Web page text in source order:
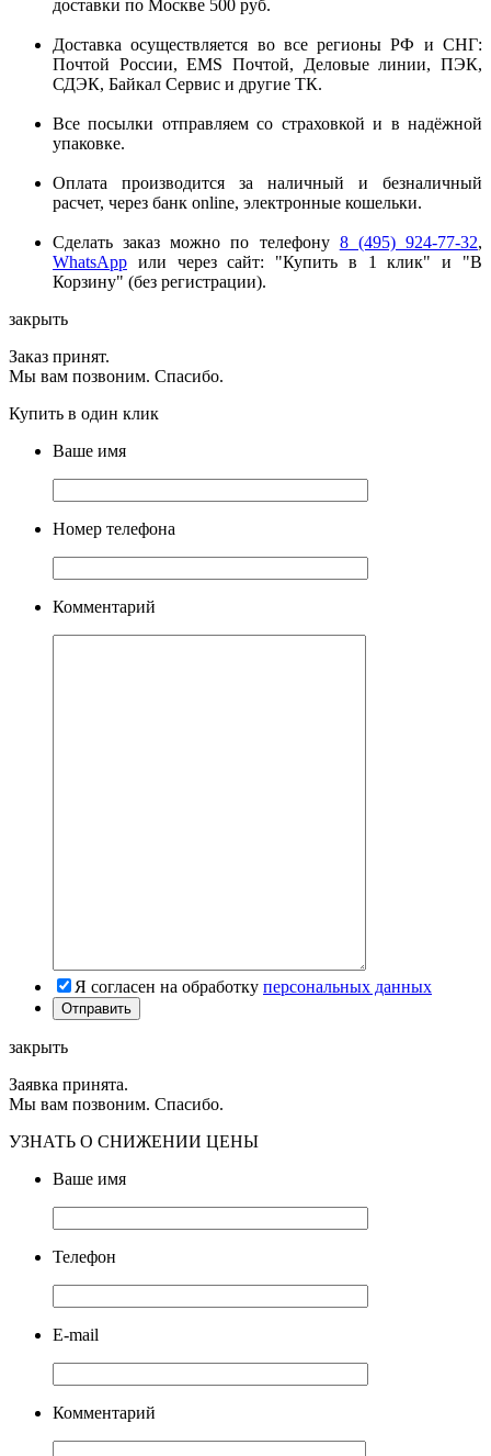
доставки по Москве 500 руб.
Доставка осуществляется во все регионы РФ и СНГ:
Почтой России, EMS Почтой, Деловые линии, ПЭК,
СДЭК, Байкал Сервис и другие ТК.
Все посылки отправляем со страховкой и в надёжной
упаковке.
Оплата производится за наличный и безналичный
расчет, через банк online, электронные кошельки.
Сделать заказ можно по телефону 8 (495) 924-77-32,
WhatsApp или через сайт: "Купить в 1 клик" и "В
Корзину" (без регистрации).
закрыть
Заказ принят.
Мы вам позвоним. Спасибо.
Купить в один клик
Ваше имя
Номер телефона
Комментарий
Я согласен на обработку персональных данных
закрыть
Заявка принята.
Мы вам позвоним. Спасибо.
УЗНАТЬ О СНИЖЕНИИ ЦЕНЫ
Ваше имя
Телефон
E-mail
Комментарий